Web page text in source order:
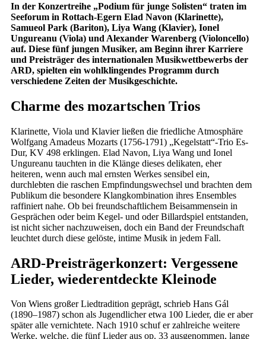
In der Konzertreihe „Podium für junge Solisten“ traten im
Seeforum in Rottach-Egern Elad Navon (Klarinette),
Samueol Park (Bariton), Liya Wang (Klavier), Ionel
Ungureanu (Viola) und Alexander Warenberg (Violoncello)
auf. Diese fünf jungen Musiker, am Beginn ihrer Karriere
und Preisträger des internationalen Musikwettbewerbs der
ARD, spielten ein wohlklingendes Programm durch
verschiedene Zeiten der Musikgeschichte.
Charme des mozartschen Trios
Klarinette, Viola und Klavier ließen die friedliche Atmosphäre
Wolfgang Amadeus Mozarts (1756-1791) „Kegelstatt“-Trio Es-
Dur, KV 498 erklingen. Elad Navon, Liya Wang und Ionel
Ungureanu tauchten in die Klänge dieses delikaten, eher
heiteren, wenn auch mal ernsten Werkes sensibel ein,
durchlebten die raschen Empfindungswechsel und brachten dem
Publikum die besondere Klangkombination ihres Ensembles
raffiniert nahe. Ob bei freundschaftlichem Beisammensein in
Gesprächen oder beim Kegel- und oder Billardspiel entstanden,
ist nicht sicher nachzuweisen, doch ein Band der Freundschaft
leuchtet durch diese gelöste, intime Musik in jedem Fall.
ARD-Preisträgerkonzert: Vergessene
Lieder, wiederentdeckte Kleinode
Von Wiens großer Liedtradition geprägt, schrieb Hans Gál
(1890–1987) schon als Jugendlicher etwa 100 Lieder, die er aber
später alle vernichtete. Nach 1910 schuf er zahlreiche weitere
Werke, welche, die fünf Lieder aus op. 33 ausgenommen, lange